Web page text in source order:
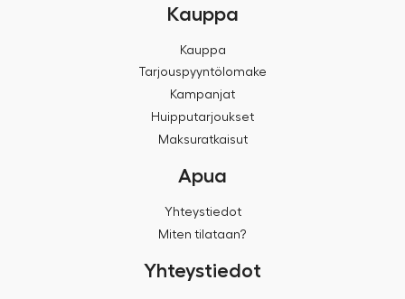
Kauppa
Kauppa
Tarjouspyyntölomake
Kampanjat
Huipputarjoukset
Maksuratkaisut
Apua
Yhteystiedot
Miten tilataan?
Yhteystiedot